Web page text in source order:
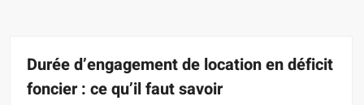
Durée d’engagement de location en déficit
foncier : ce qu’il faut savoir